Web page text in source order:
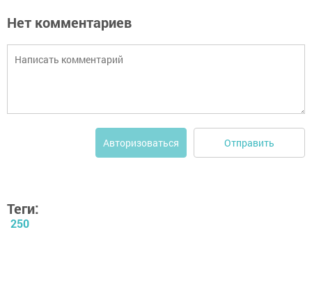
Нет комментариев
Авторизоваться Отправить
Теги:
250